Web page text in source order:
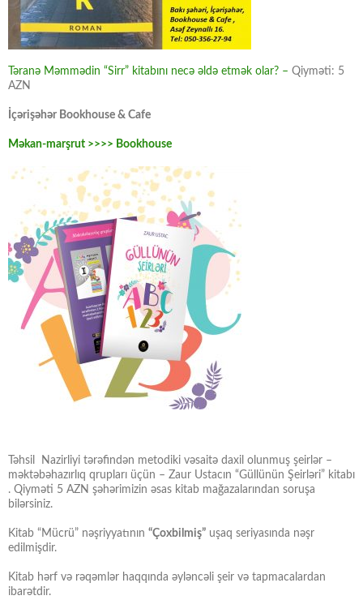
Təranə Məmmədin “Sirr” kitabını necə əldə etmək olar? – Qiyməti: 5
AZN
İçərişəhər Bookhouse & Cafe
Məkan-marşrut >>>> Bookhouse
Təhsil Nazirliyi tərəfindən metodiki vəsaitə daxil olunmuş şeirlər –
məktəbəhazırlıq qrupları üçün – Zaur Ustacın “Güllünün Şeirləri” kitabı
. Qiyməti 5 AZN şəhərimizin əsas kitab mağazalarından soruşa
bilərsiniz.
Kitab “Mücrü” nəşriyyatının “Çoxbilmiş” uşaq seriyasında nəşr
edilmişdir.
Kitab hərf və rəqəmlər haqqında əyləncəli şeir və tapmacalardan
ibarətdir.